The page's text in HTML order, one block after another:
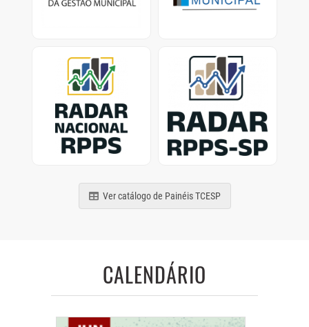
dados dos Municípios
Radar nacional dos
investimentos dos RPPS
Consolidação dos
investimentos dos RPPS
de municípios e estados
brasileiros
Radar dos investimentos
dos RPPS-SP
Painel de investimentos
dos Regimes Próprios de
Previdência Social
paulistas
Ver catálogo de Painéis TCESP
CALENDÁRIO